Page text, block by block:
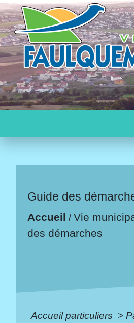
Guide des
Accueil /Vie
des démarches
Accueil particuliers >